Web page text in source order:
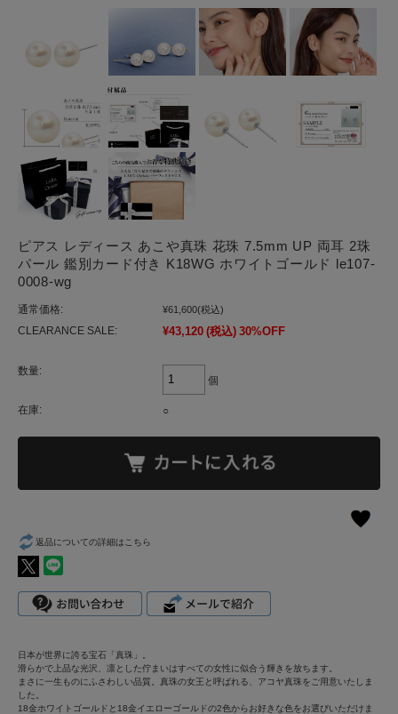
ピアス レディース あこや真珠 花珠 7.5mm UP 両耳 2珠
パール 鑑別カード付き K18WG ホワイトゴールド le107-
0008-wg
通常価格: ¥61,600(税込)
CLEARANCE SALE: ¥43,120 (税込) 30%OFF
数量:
個
在庫: ○
返品についての詳細はこちら
日本が世界に誇る宝石「真珠」。
滑らかで上品な光沢、凛とした佇まいはすべての女性に似合う輝きを放ちます。
まさに一生ものにふさわしい品質。真珠の女王と呼ばれる、アコヤ真珠をご用意いたしま
した。
18金ホワイトゴールドと18金イエローゴールドの2色からお好きな色をお選びいただけま